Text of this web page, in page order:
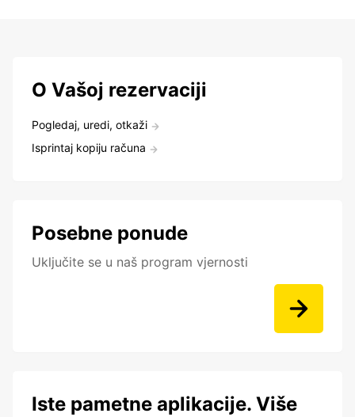
O Vašoj rezervaciji
Pogledaj, uredi, otkaži
Isprintaj kopiju računa
Posebne ponude
Uključite se u naš program vjernosti
Iste pametne aplikacije. Više